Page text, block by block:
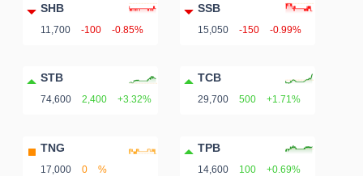
SHB
11,700 -100 -0.85%
SSB
15,050 -150 -0.99%
STB
74,600 2,400 +3.32%
TCB
29,700 500 +1.71%
TNG
17,000 0 %
TPB
14,600 100 +0.69%